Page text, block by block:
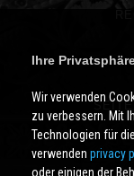
Ihre
Wir verwenden
zu verbessern. Mit
Technologien für
verwenden privacy
oder einigen der